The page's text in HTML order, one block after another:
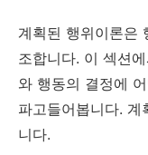
계획된 행위이론은
조합니다. 이 섹션
와 행동의 결정에
파고들어봅니다.
니다.